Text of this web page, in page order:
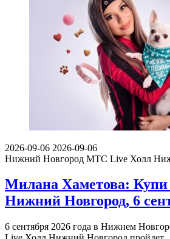
2026-09-06 2026-09-06
Нижний Новгород МТС Live Холл
Милана Хаметова:
Нижний Новгород, 6
6 сентября 2026 года в Нижнем